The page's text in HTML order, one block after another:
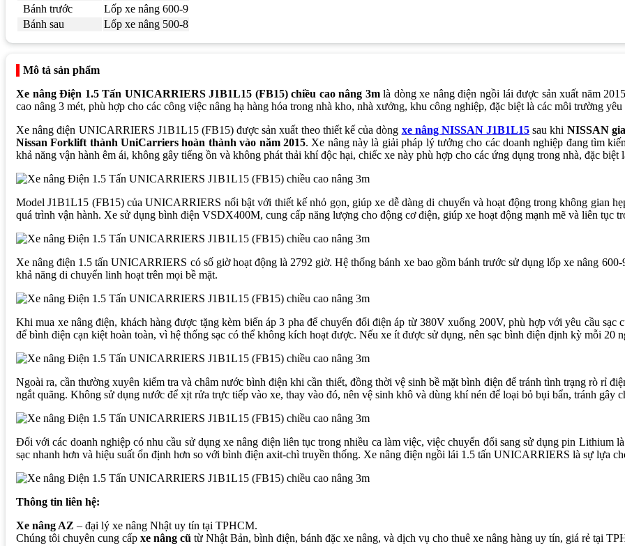
Bánh trước
Lốp xe nâng 600-9
Bánh sau
Lốp xe nâng 500-8
Mô tả sản phẩm
Xe nâng Điện 1.5 Tấn UNICARRIERS J1B1L15 (FB15) chiều cao nâng 3mlà dòng xe nâng điện ngồi lái được sản xuất năm
cao nâng 3 mét, phù hợp cho các công việc nâng hạ hàng hóa trong nhà kho, nhà xưởng, khu công nghiệp, đặc biệt là các môi trường
Xe nâng điện UNICARRIERS J1B1L15 (FB15) được sản xuất theo thiết kế của dòng xe nâng NISSAN J1B1L15 sau khi NISSAN
Nissan Forklift thành UniCarriers hoàn thành vào năm 2015. Xe nâng này là giải pháp lý tưởng cho các doanh nghiệp đang tìm
khả năng vận hành êm ái, không gây tiếng ồn và không phát thải khí độc hại, chiếc xe này phù hợp cho các ứng dụng trong nhà, đặc
Model J1B1L15 (FB15) của UNICARRIERS nổi bật với thiết kế nhỏ gọn, giúp xe dễ dàng di chuyển và hoạt động trong không gian
quá trình vận hành. Xe sử dụng bình điện VSDX400M, cung cấp năng lượng cho động cơ điện, giúp xe hoạt động mạnh mẽ và liên tục
Xe nâng điện 1.5 tấn UNICARRIERS có số giờ hoạt động là 2792 giờ. Hệ thống bánh xe bao gồm bánh trước sử dụng lốp xe nâng
khả năng di chuyển linh hoạt trên mọi bề mặt.
Khi mua xe nâng điện, khách hàng được tặng kèm biến áp 3 pha để chuyển đổi điện áp từ 380V xuống 200V, phù hợp với yêu cầu
để bình điện cạn kiệt hoàn toàn, vì hệ thống sạc có thể không kích hoạt được. Nếu xe ít được sử dụng, nên sạc bình điện định kỳ mỗi 20
Ngoài ra, cần thường xuyên kiểm tra và châm nước bình điện khi cần thiết, đồng thời vệ sinh bề mặt bình điện để tránh tình trạng rò rỉ
ngắt quãng. Không sử dụng nước để xịt rửa trực tiếp vào xe, thay vào đó, nên vệ sinh khô và dùng khí nén để loại bỏ bụi bẩn, tránh gây
Đối với các doanh nghiệp có nhu cầu sử dụng xe nâng điện liên tục trong nhiều ca làm việc, việc chuyển đổi sang sử dụng pin Lithium
sạc nhanh hơn và hiệu suất ổn định hơn so với bình điện axit-chì truyền thống. Xe nâng điện ngồi lái 1.5 tấn UNICARRIERS là sự lựa
Thông tin liên hệ:
Xe nâng AZ – đại lý xe nâng Nhật uy tín tại TPHCM.
Chúng tôi chuyên cung cấp xe nâng cũ từ Nhật Bản, bình điện, bánh đặc xe nâng, và dịch vụ cho thuê xe nâng hàng uy tín, giá rẻ tại